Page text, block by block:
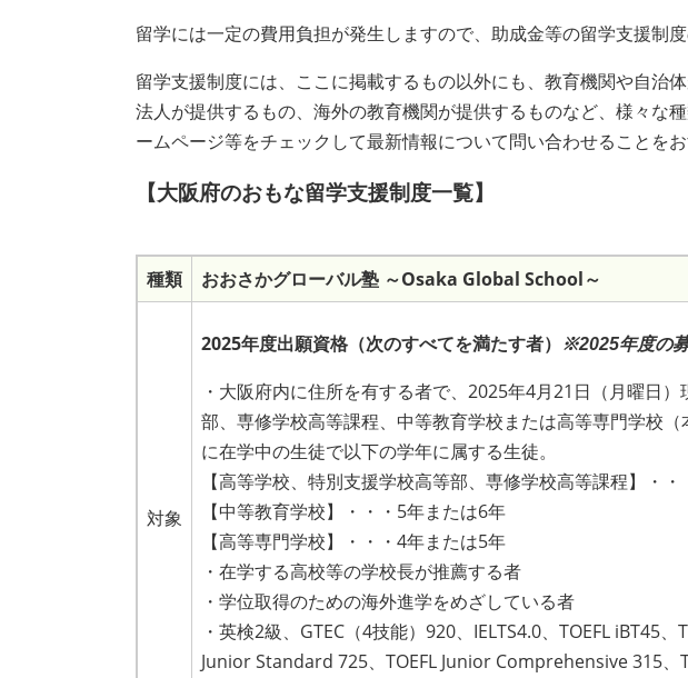
留学には一定の費用負担が発生しますので、助成金等の留学支援制度
留学支援制度には、ここに掲載するもの以外にも、教育機関や自治
法人が提供するもの、海外の教育機関が提供するものなど、様々な
ームページ等をチェックして最新情報について問い合わせることをお
【大阪府のおもな留学支援制度一覧】
種類 おおさかグローバル塾 ～Osaka Global School～
対象
2025年度出願資格（次のすべてを満たす者） ※2025年度の
・大阪府内に住所を有する者で、2025年4月21日（月曜日
部、専修学校高等課程、中等教育学校または高等専門学校（
に在学中の生徒で以下の学年に属する生徒。
【高等学校、特別支援学校高等部、専修学校高等課程】・
【中等教育学校】・・・5年または6年
【高等専門学校】・・・4年または5年
・在学する高校等の学校長が推薦する者
・学位取得のための海外進学をめざしている者
・英検2級、GTEC（4技能）920、IELTS4.0、TOEFL iBT45、
Junior Standard 725、TOEFL Junior Comprehensive 315、